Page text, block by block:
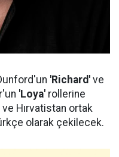
'Richard' ve
'Loya' rollerine
Hırvatistan ortak
olarak çekilecek.